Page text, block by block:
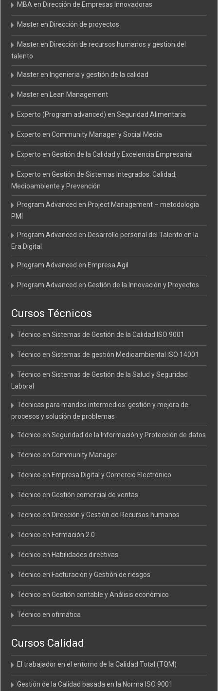
MBA en Dirección de Empresas Innovadoras
Master en Dirección de proyectos
Master en Dirección de recursos humanos y gestion del
talento
Master en Ingenieria y gestión de la calidad
Master en Lean Management
Experto (Program advanced) en Seguridad Alimentaria
Experto en Community Manager y Social Media
Experto en Gestión de la Calidad y Excelencia Empresarial
Experto en Gestión de Sistemas Integrados: Calidad,
Medioambiente y Prevención
Program Advanced en Project Management – metodologia
PMI
Program Advanced en Desarrollo personal del Talento en la
Era Digital
Program Advanced en Empresa Agil
Program Advanced en Gestión de la Innovación y Proyectos
Cursos Técnicos
Técnico en Sistemas de Gestión de la Calidad ISO 9001
Técnico en Sistemas de gestión Medioambiental ISO 14001
Técnico en Sistemas de Gestión de la Salud y Seguridad
Laboral
Técnicas para mandos intermedios: gestión y mejora de
procesos y solución de problemas
Técnico en Seguridad de la Información y Protección de datos
Técnico en Community Manager
Técnico en Empresa Digital y Comercio Electrónico
Técnico en Gestión comercial de ventas
Técnico en Dirección y Gestión de Recursos humanos
Técnico en Formación 2.0
Técnico en Habilidades directivas
Técnico en Facturación y Gestión de riesgos
Técnico en Gestión contable y Análisis económico
Técnico en ofimática
Cursos Calidad
El trabajador en el entorno de la Calidad Total (TQM)
Gestión de la Calidad basada en la Norma ISO 9001